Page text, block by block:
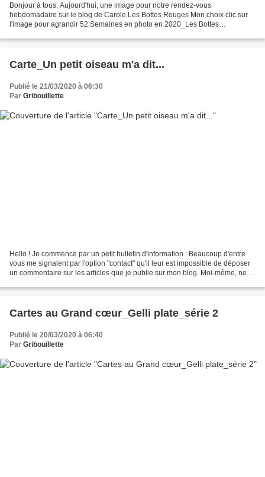
Bonjour à tous, Aujourd'hui, une image pour notre rendez-vous
hebdomadaire sur le blog de Carole Les Bottes Rouges Mon choix clic sur
l'image pour agrandir 52 Semaines en photo en 2020_Les Bottes
Carte_Un petit oiseau m'a dit...
Publié le 21/03/2020 à 06:30
Par Gribouillette
Hello ! Je commence par un petit bulletin d'information : Beaucoup d'entre
vous me signalent par l'option "contact" qu'il leur est impossible de déposer
un commentaire sur les articles que je publie sur mon blog. Moi-même, ne
Cartes au Grand cœur_Gelli plate_série 2
Publié le 20/03/2020 à 06:40
Par Gribouillette